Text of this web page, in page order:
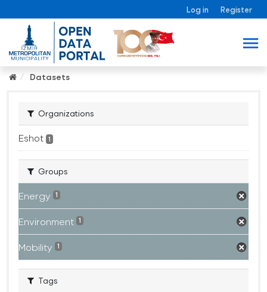
Log in Register
Datasets
Organizations
Eshot 1
Groups
Energy 1
Environment 1
Mobility 1
Tags